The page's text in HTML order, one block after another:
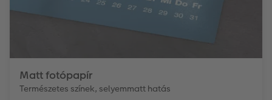
Matt fotópapír
Természetes színek, selyemmatt hatás